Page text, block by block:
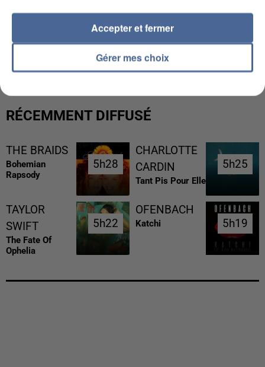
L’UN DES FONDATEURS SUPPOSÉS DE LA DZ
MAFIA INTERPELLÉ EN ALGÉRIE
RÉCEMMENT DIFFUSÉ
THE BRAIDS
Bohemian
Rapsody
5h28
5h28
CHARLOTTE
CARDIN
Tant Pis Pour Elle
5h25
5h25
TAYLOR
SWIFT
The Fate Of
Ophelia
5h22
5h22
OFENBACH
Katchi 5h19
5h19
Gérer mes choix
Accepter et fermer